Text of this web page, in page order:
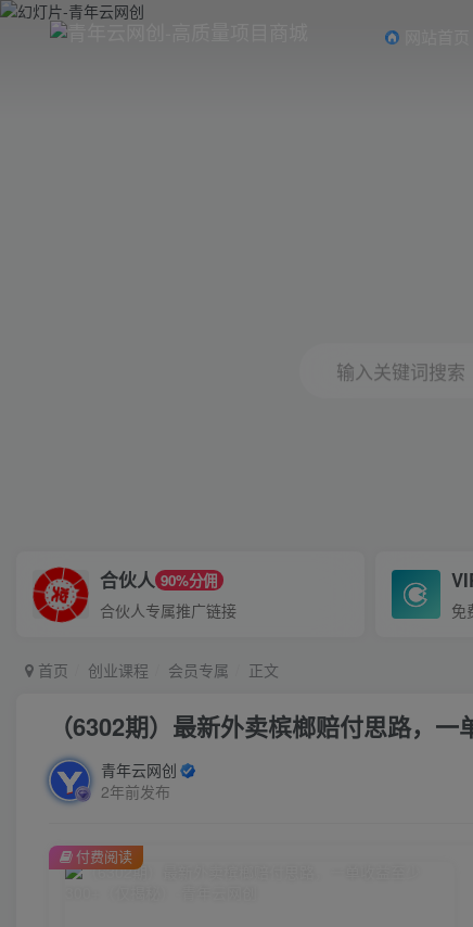
输入关键词搜索
合伙人 90%分佣
合伙人专属推广链接 免
首页 创业课程 会员专属 正文
（6302期）最新外卖槟榔赔付思路，一
青年云网创
2年前发布
付费阅读